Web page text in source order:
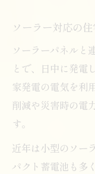
ソーラー対応の
ソーラーパネルと
とで、日中に発電
家発電の電気を利
削減や災害時の電
す。
近年は小型のソー
パクト蓄電池も多